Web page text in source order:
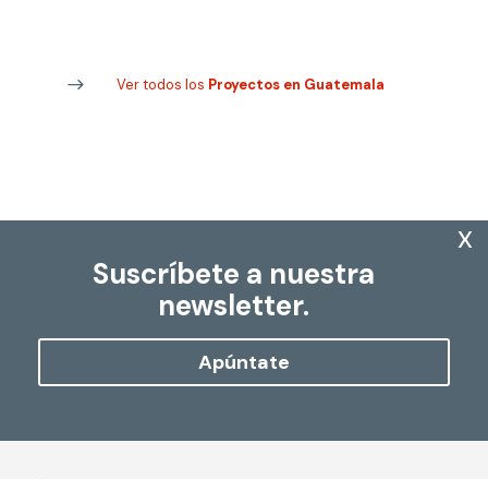
Ver todos los Proyectos en Guatemala
Suscríbete a nuestra
newsletter.
Apúntate
x